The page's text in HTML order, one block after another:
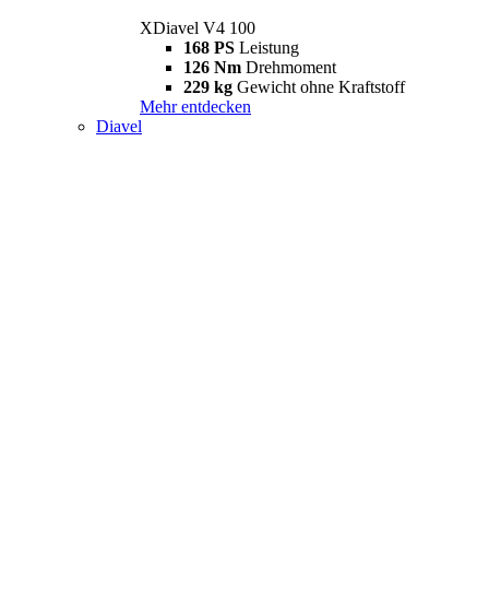
XDiavel V4 100
168 PS Leistung
126 Nm Drehmoment
229 kg Gewicht ohne Kraftstoff
Mehr entdecken
Diavel